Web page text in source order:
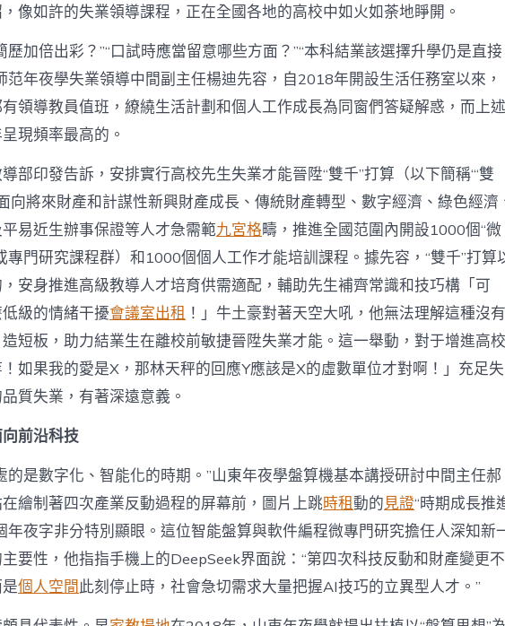
像如許的失業領導課程，正在全國各地的高校中如火如荼地睜開。
歷加倍出彩？”“口試時應當留意哪些方面？”“本科結業該選擇升學仍是直接
范年夜學失業領導中間副主任楊迪先容，自2018年開設生活任務室以來，
領導教員值班，繚繞生活計劃和個人工作成長為同窗們答疑解惑，而上述
現頻率最高的。
部印發告訴，安排實行高校先生失業才能晉陞“雙千”打算（以下簡稱“‘雙
向將來財產和計謀性新興財產成長、傳統財產轉型、數字經濟、綠色經濟
易近生辦事保證等人才急需範九宮格疇，推進全國范圍內開設1000個“微
專門研究課程群）和1000個個人工作才能培訓課程。據先容，“雙千”打算
安身推進高級教導人才培育供需適配，輔助先生補齊常識和技巧構「可
級的情緒干擾會議室出租 ！」牛土豪對著天空大吼，他無法理解這種沒有
短板，助力結業生在離校前敏捷晉陞失業才能。這一舉動，對于增進高校
如果我的愛是X，那林天秤的回應Y應該是X的虛數單位才對啊！」充足失
質失業，有著深遠意義。
前沿科技
的是數字化、智能化的時期。”山東年夜學盤算機基本講授研討中間主任郝
繪制著四次產業反動過程的屏幕前，圖片上跳時租動的見證“時期成長推
年夜字非分特別顯眼。這位智能盤算與軟件編程微專門研究擔任人深知新
要性，他指指手機上的DeepSeek界面說：“第四次科技反動和財產變更不
個人空間此刻停止時，社會急切需求大量把握AI技巧的立異型人才。”